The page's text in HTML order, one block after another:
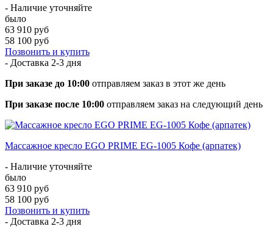
- Наличие уточняйте
было
63 910 руб
58 100 руб
Позвонить и купить
- Доставка 2-3 дня
При заказе до 10:00 отправляем заказ в этот же день
При заказе после 10:00 отправляем заказ на следующий день
Массажное кресло EGO PRIME EG-1005 Кофе (арпатек)
- Наличие уточняйте
было
63 910 руб
58 100 руб
Позвонить и купить
- Доставка 2-3 дня